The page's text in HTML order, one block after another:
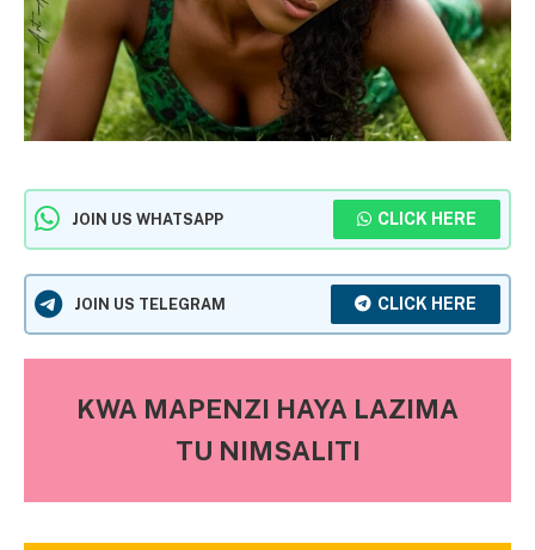
JOIN US WHATSAPP CLICK HERE
JOIN US TELEGRAM CLICK HERE
KWA MAPENZI HAYA LAZIMA
TU NIMSALITI